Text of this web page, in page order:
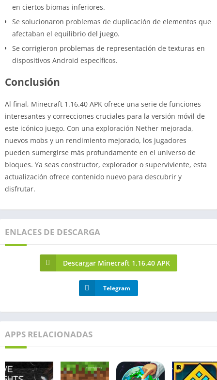
en ciertos biomas inferiores.
Se solucionaron problemas de duplicación de elementos que
afectaban el equilibrio del juego.
Se corrigieron problemas de representación de texturas en
dispositivos Android específicos.
Conclusión
Al final, Minecraft 1.16.40 APK ofrece una serie de funciones
interesantes y correcciones cruciales para la versión móvil de
este icónico juego. Con una exploración Nether mejorada,
nuevos mobs y un rendimiento mejorado, los jugadores
pueden sumergirse más profundamente en el universo de
bloques. Ya seas constructor, explorador o superviviente, esta
actualización ofrece contenido nuevo para descubrir y
disfrutar.
ENLACES DE DESCARGA
Descargar Minecraft 1.16.40 APK
Telegram
APPS RELACIONADAS